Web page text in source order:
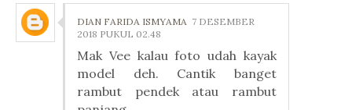
DIAN FARIDA ISMYAMA 7 DESEMBER
2018 PUKUL 02.48
Mak Vee kalau foto udah kayak
model deh. Cantik banget
rambut pendek atau rambut